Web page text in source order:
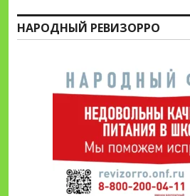
НАРОДНЫЙ РЕВИЗОРРО